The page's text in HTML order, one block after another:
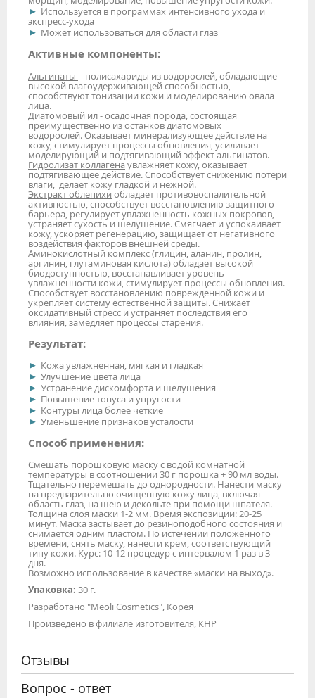
Используется в программах интенсивного ухода и
экспресс-ухода
Может использоваться для области глаз
Активные компоненты:
Альгинаты - полисахариды из водорослей, обладающие
высокой влагоудерживающей способностью,
способствуют тонизации кожи и моделированию овала
лица.
Диатомовый ил -осадочная порода, состоящая
преимущественно из останков диатомовых
водорослей. Оказывает минерализующее действие на
кожу, стимулирует процессы обновления, усиливает
моделирующий и подтягивающий эффект альгинатов.
Гидролизат коллагена увлажняет кожу, оказывает
подтягивающее действие. Способствует снижению потери
влаги, делает кожу гладкой и нежной.
Экстракт облепихи обладает противовоспалительной
активностью, способствует восстановлению защитного
барьера, регулирует увлажненность кожных покровов,
устраняет сухость и шелушение. Смягчает и успокаивает
кожу, ускоряет регенерацию, защищает от негативного
воздействия факторов внешней среды.
Аминокислотный комплекс(глицин, аланин, пролин,
аргинин, глутаминовая кислота) обладает высокой
биодоступностью, восстанавливает уровень
увлажненности кожи, стимулирует процессы обновления.
Способствует восстановлению поврежденной кожи и
укрепляет систему естественной защиты. Снижает
оксидативный стресс и устраняет последствия его
влияния, замедляет процессы старения.
Результат:
Кожа увлажненная, мягкая и гладкая
Улучшение цвета лица
Устранение дискомфорта и шелушения
Повышение тонуса и упругости
Контуры лица более четкие
Уменьшение признаков усталости
Способ применения:
Смешать порошковую маску с водой комнатной
температуры в соотношении 30 г порошка + 90 мл воды.
Тщательно перемешать до однородности. Нанести маску
на предварительно очищенную кожу лица, включая
область глаз, на шею и декольте при помощи шпателя.
Толщина слоя маски 1-2 мм. Время экспозиции: 20-25
минут. Маска застывает до резиноподобного состояния и
снимается одним пластом. По истечении положенного
времени, снять маску, нанести крем, соответствующий
типу кожи. Курс: 10-12 процедур с интервалом 1 раз в 3
дня.
Возможно использование в качестве «маски на выход».
Упаковка: 30 г.
Разработано "Meoli Cosmetics", Корея
Произведено в филиале изготовителя, КНР
Отзывы
Вопрос - ответ